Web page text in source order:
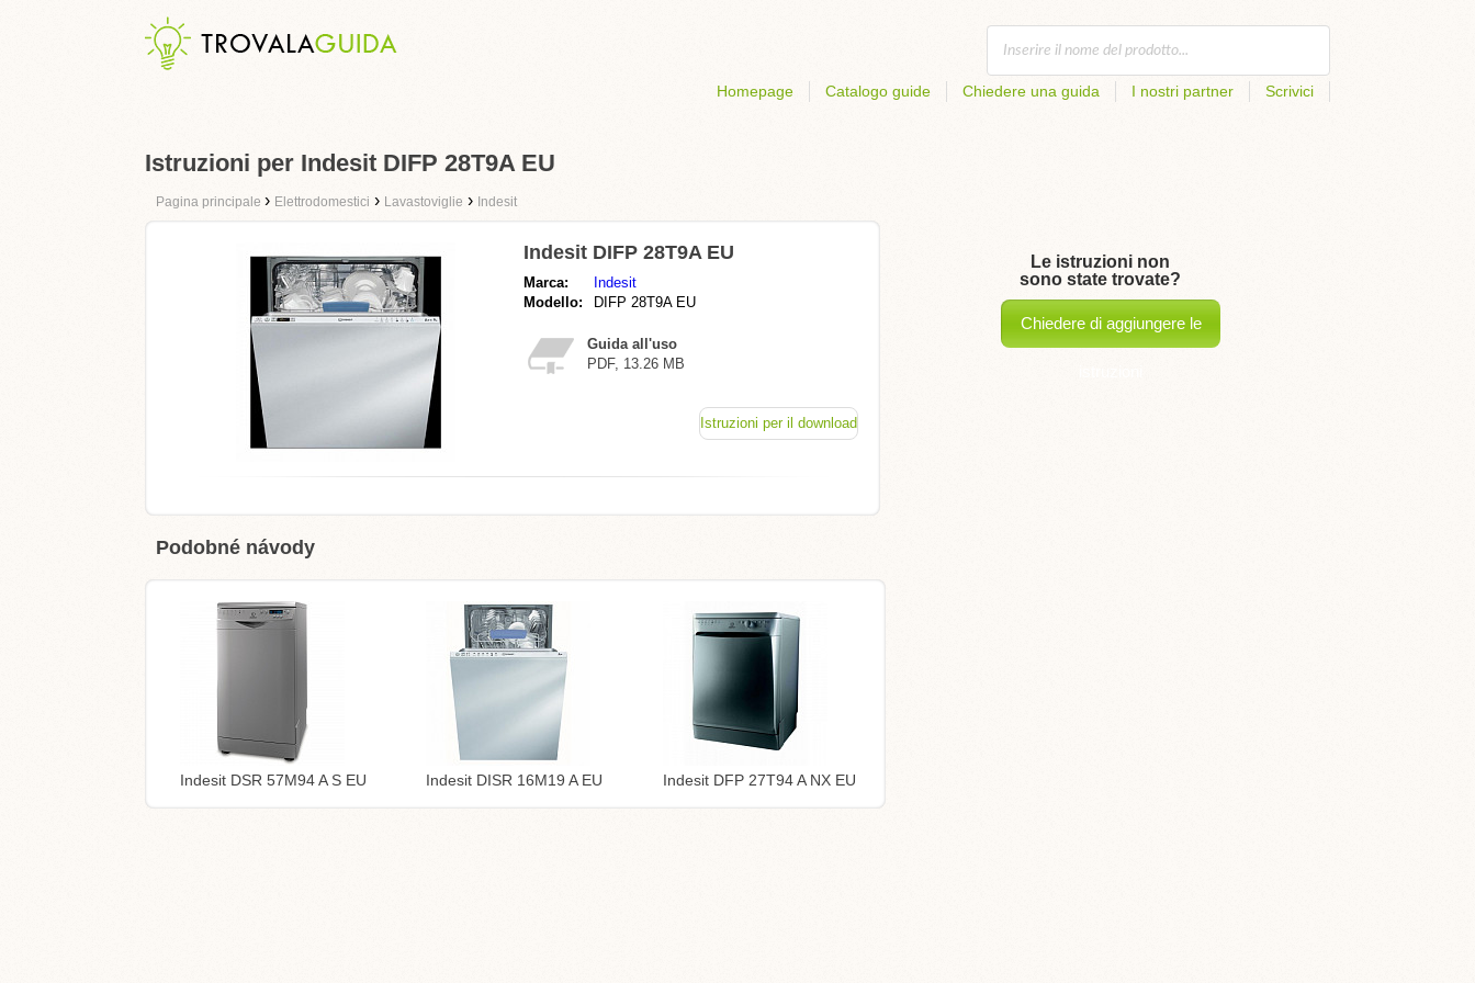
Homepage Catalogo guide Chiedere una guida I nostri partner Scrivici
Istruzioni per Indesit DIFP 28T9A EU
Pagina principale › Elettrodomestici › Lavastoviglie › Indesit
Indesit DIFP 28T9A EU
Marca:
Indesit
Modello:
DIFP 28T9A EU
Guida all'uso
PDF, 13.26 MB
Istruzioni per il download
Podobné návody
Indesit DSR 57M94 A S EU Indesit DISR 16M19 A EU Indesit DFP 27T94 A NX EU
Le istruzioni non
sono state trovate?
Chiedere di aggiungere le